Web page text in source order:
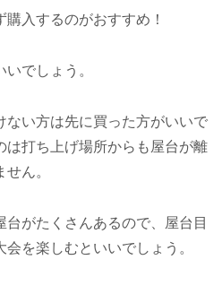
入するのがおすすめ！
でしょう。
ない方は先に買った方がいいで
は打ち上げ場所からも屋台が離
ん。
台がたくさんあるので、屋台目
を楽しむといいでしょう。